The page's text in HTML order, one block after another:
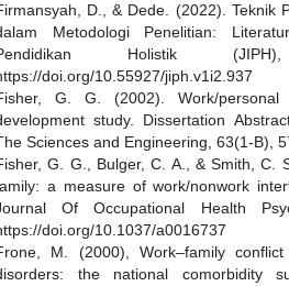
D., & Dede. (2022). Teknik
Metodologi Penelitian:
Holistik
doi.org/10.55927/jiph.v1i2.937
G. G. (2002). Work/
study. Dissertation
Sciences and Engineering, 63(1-B),
G. G., Bulger, C. A., & Smith, C.
a measure of work/nonwork
Of Occupational Health
doi.org/10.1037/a0016737
M. (2000), Work–family
the national comorbidity